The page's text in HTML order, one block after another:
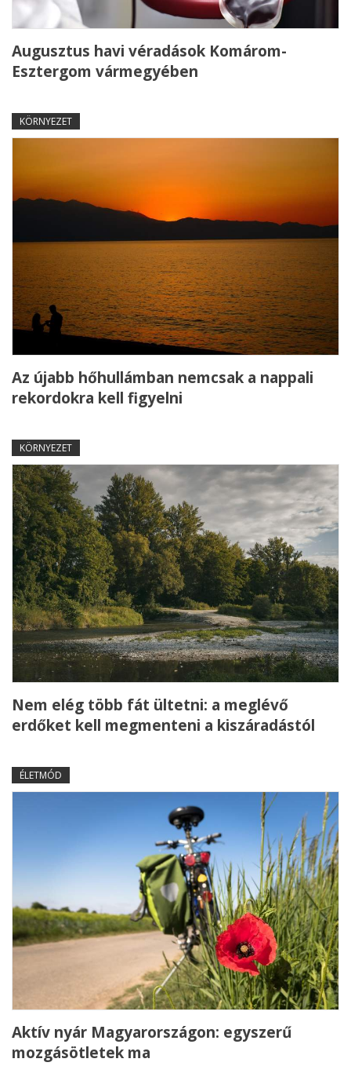
Augusztus havi véradások Komárom-
Esztergom vármegyében
KÖRNYEZET
Az újabb hőhullámban nemcsak a nappali
rekordokra kell figyelni
KÖRNYEZET
Nem elég több fát ültetni: a meglévő
erdőket kell megmenteni a kiszáradástól
ÉLETMÓD
Aktív nyár Magyarországon: egyszerű
mozgásötletek ma